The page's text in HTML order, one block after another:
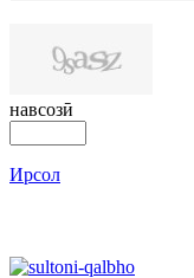
навсозӣ
Ирсол